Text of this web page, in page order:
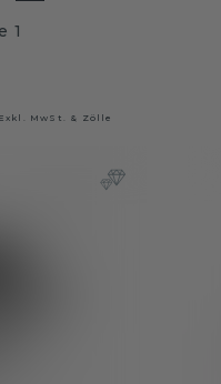
1
MwSt. & Zölle